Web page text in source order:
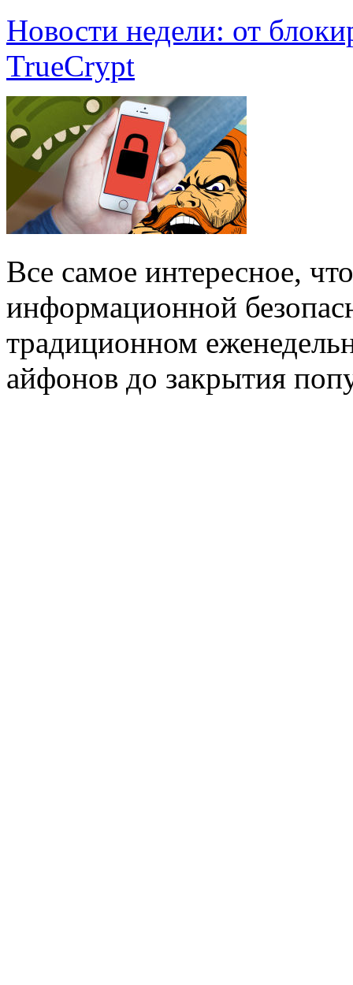
Новости недели: от
TrueCrypt
Все самое интересное,
информационной
традиционном
айфонов до закрытия